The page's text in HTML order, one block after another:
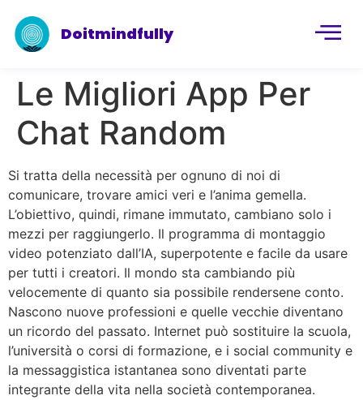
Doitmindfully
Le Migliori App Per
Chat Random
Si tratta della necessità per ognuno di noi di
comunicare, trovare amici veri e l’anima gemella.
L’obiettivo, quindi, rimane immutato, cambiano solo i
mezzi per raggiungerlo. Il programma di montaggio
video potenziato dall’IA, superpotente e facile da usare
per tutti i creatori. Il mondo sta cambiando più
velocemente di quanto sia possibile rendersene conto.
Nascono nuove professioni e quelle vecchie diventano
un ricordo del passato. Internet può sostituire la scuola,
l’università o corsi di formazione, e i social community e
la messaggistica istantanea sono diventati parte
integrante della vita nella società contemporanea.